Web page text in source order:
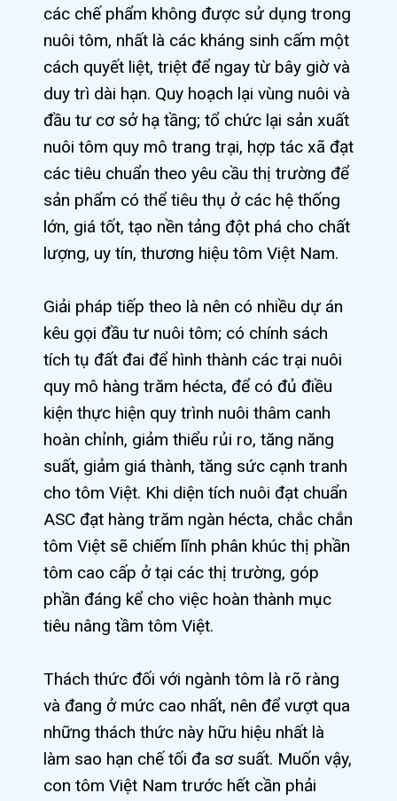
các chế phẩm không được sử dụng trong
nuôi tôm, nhất là các kháng sinh cấm một
cách quyết liệt, triệt để ngay từ bây giờ và
duy trì dài hạn. Quy hoạch lại vùng nuôi và
đầu tư cơ sở hạ tầng; tổ chức lại sản xuất
nuôi tôm quy mô trang trại, hợp tác xã đạt
các tiêu chuẩn theo yêu cầu thị trường để
sản phẩm có thể tiêu thụ ở các hệ thống
lớn, giá tốt, tạo nền tảng đột phá cho chất
lượng, uy tín, thương hiệu tôm Việt Nam.
Giải pháp tiếp theo là nên có nhiều dự án
kêu gọi đầu tư nuôi tôm; có chính sách
tích tụ đất đai để hình thành các trại nuôi
quy mô hàng trăm hécta, để có đủ điều
kiện thực hiện quy trình nuôi thâm canh
hoàn chỉnh, giảm thiểu rủi ro, tăng năng
suất, giảm giá thành, tăng sức cạnh tranh
cho tôm Việt. Khi diện tích nuôi đạt chuẩn
ASC đạt hàng trăm ngàn hécta, chắc chắn
tôm Việt sẽ chiếm lĩnh phân khúc thị phần
tôm cao cấp ở tại các thị trường, góp
phần đáng kể cho việc hoàn thành mục
tiêu nâng tầm tôm Việt.
Thách thức đối với ngành tôm là rõ ràng
và đang ở mức cao nhất, nên để vượt qua
những thách thức này hữu hiệu nhất là
làm sao hạn chế tối đa sơ suất. Muốn vậy,
con tôm Việt Nam trước hết cần phải